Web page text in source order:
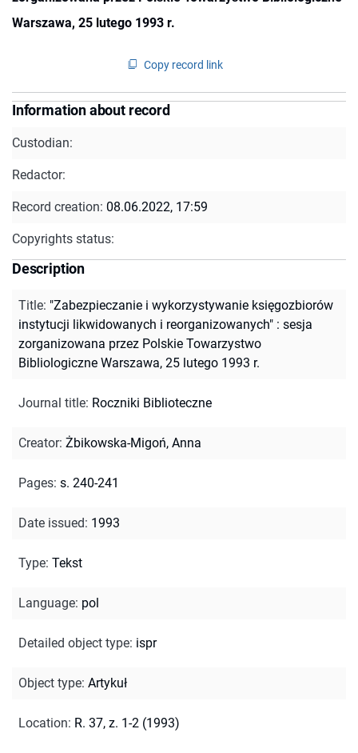
Warszawa, 25 lutego 1993 r.
Copy record link
Information about record
Custodian:
Redactor:
Record creation: 08.06.2022, 17:59
Copyrights status:
Description
Title: "Zabezpieczanie i wykorzystywanie księgozbiorów
instytucji likwidowanych i reorganizowanych" : sesja
zorganizowana przez Polskie Towarzystwo
Bibliologiczne Warszawa, 25 lutego 1993 r.
Journal title: Roczniki Biblioteczne
Creator: Żbikowska-Migoń, Anna
Pages: s. 240-241
Date issued: 1993
Type: Tekst
Language: pol
Detailed object type: ispr
Object type: Artykuł
Location: R. 37, z. 1-2 (1993)